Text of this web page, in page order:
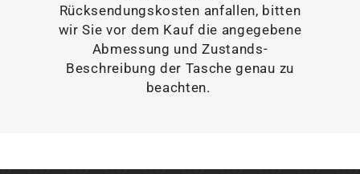
Rücksendungskosten anfallen, bitten
wir Sie vor dem Kauf die angegebene
Abmessung und Zustands-
Beschreibung der Tasche genau zu
beachten.